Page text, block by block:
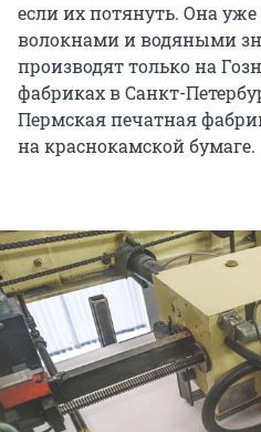
если их потянуть. Она
волокнами и водяными
производят только на
фабриках в Санкт-
Пермская печатная
на краснокамской бумаге.